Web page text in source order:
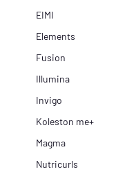
EIMI
Elements
Fusion
Illumina
Invigo
Koleston me+
Magma
Nutricurls